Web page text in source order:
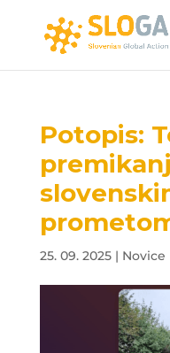
Potopis:
25. 09. 2025| Novice